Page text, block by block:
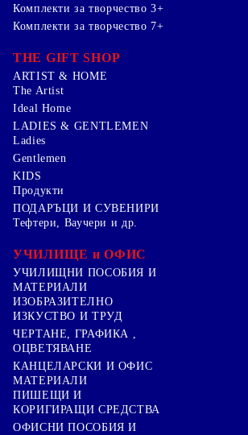
Комплекти за творчество 3+
Комплекти за творчество 7+
THE GIFT SHOP
ARTIST & HOME
The Artist
Ideal Home
LADIES & GENTLEMEN
Ladies
Gentlemen
KIDS
Продукти
ПОДАРЪЦИ И СУВЕНИРИ
Тефтери, Ваучери и др.
УЧИЛИЩЕ и ОФИС
УЧИЛИЩНИ ПОСОБИЯ И
МАТЕРИАЛИ
ИЗОБРАЗИТЕЛНО
ИЗКУСТВО И ТРУД
ЧЕРТАНЕ, ГРАФИКА ,
ОЦВЕТЯВАНЕ
КАНЦЕЛАРСКИ И ОФИС
МАТЕРИАЛИ
ПИШЕЩИ И
КОРИГИРАЩИ СРЕДСТВА
ОФИСНИ ПОСОБИЯ И